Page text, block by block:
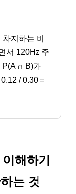
지하는 비
서 120Hz 주
P(A ∩ B)가
/ 0.30 =
해하기
는 것